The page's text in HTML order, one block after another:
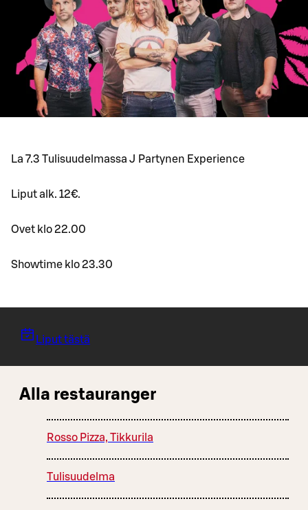
La 7.3 Tulisuudelmassa J Partynen Experience
Liput alk. 12€.
Ovet klo 22.00
Showtime klo 23.30
Liput tästä
Alla restauranger
Rosso Pizza, Tikkurila
Tulisuudelma